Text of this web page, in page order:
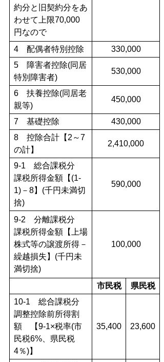
約分と旧契約分をあ
わせて上限70,000
円なので
4 配偶者特別控除
330,000
5 障害者控除(同居
特別障害者)
530,000
6 扶養控除(同居老
親等)
450,000
7 基礎控除
430,000
8 控除合計【2～7
の計】
2,410,000
9-1 総合課税分
課税所得金額【(1-
1)－8】(千円未満切
捨)
590,000
9-2 分離課税分
課税所得金額【上場
株式等の譲渡所得－
繰越損失】(千円未
満切捨)
100,000
市民税
県民税
10-1 総合課税分
調整控除前所得割
額 【9-1×税率(市
民税6%、県民税
4％)】
35,400 23,600